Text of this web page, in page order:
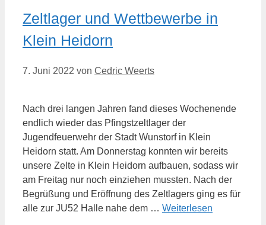
Zeltlager und Wettbewerbe in
Klein Heidorn
7. Juni 2022 von Cedric Weerts
Nach drei langen Jahren fand dieses Wochenende
endlich wieder das Pfingstzeltlager der
Jugendfeuerwehr der Stadt Wunstorf in Klein
Heidorn statt. Am Donnerstag konnten wir bereits
unsere Zelte in Klein Heidorn aufbauen, sodass wir
am Freitag nur noch einziehen mussten. Nach der
Begrüßung und Eröffnung des Zeltlagers ging es für
alle zur JU52 Halle nahe dem … Weiterlesen